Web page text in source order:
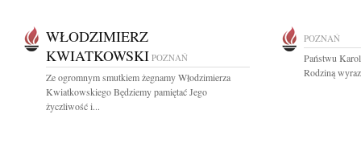
WŁODZIMIERZ
KWIATKOWSKI POZNAŃ
Ze ogromnym smutkiem żegnamy Włodzimierza
Kwiatkowskiego Będziemy pamiętać Jego
życzliwość i...
POZNAŃ
Państwu
Rodziną